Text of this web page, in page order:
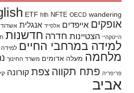
ETF hth NFTE OECD wandering
אופקים אייפדים אלסייד אנגלית אשדוד
הייטקהיי הצטיינות חדרה חדשנות
למידה במרחבי החיים למידה
מלחמה מעלה אדומים משרד החינוך
פריפריה פתח תקווה צפת קורונה
אביב